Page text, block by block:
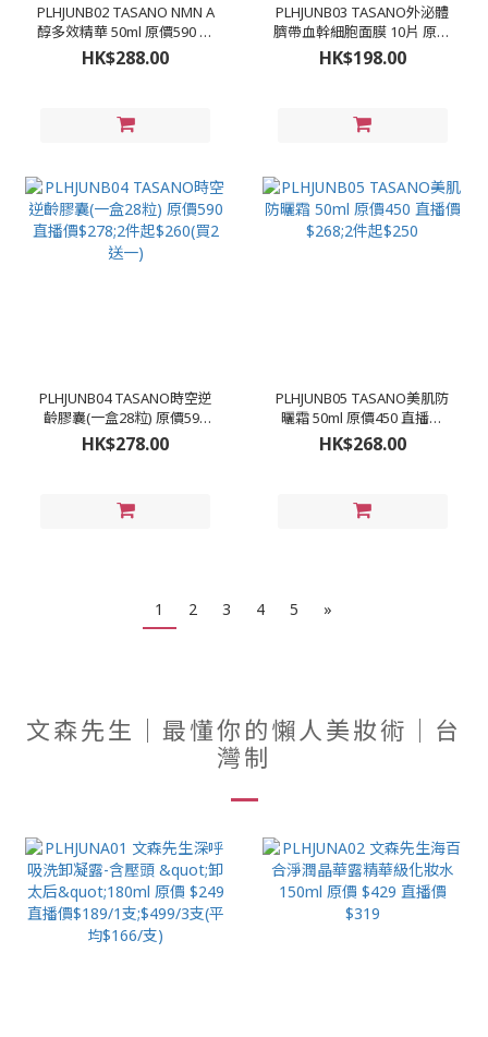
PLHJUNB02 TASANO NMN A
醇多效精華 50ml 原價590 直
播價$288(買1支送5ml*2);2
件起$270(買2支送5ml*4)
HK$288.00
PLHJUNB03 TASANO外泌體
臍帶血幹細胞面膜 10片 原價
680 直播價$198;2件起$188
HK$198.00
PLHJUNB04 TASANO時空逆
齡膠囊(一盒28粒) 原價590
直播價$278;2件起$260(買2
送一)
HK$278.00
PLHJUNB05 TASANO美肌防
曬霜 50ml 原價450 直播價
$268;2件起$250
HK$268.00
1 2 3 4 5 »
文森先生｜最懂你的懶人美妝術｜台
灣制